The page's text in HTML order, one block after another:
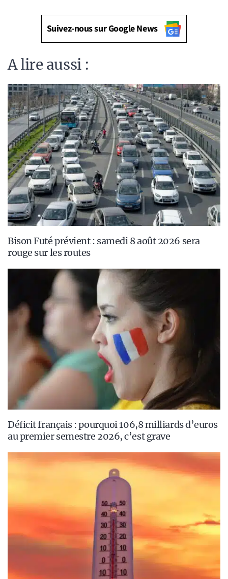
Suivez-nous sur Google News
A lire aussi :
Bison Futé prévient : samedi 8 août 2026 sera
rouge sur les routes
Déficit français : pourquoi 106,8 milliards d’euros
au premier semestre 2026, c’est grave